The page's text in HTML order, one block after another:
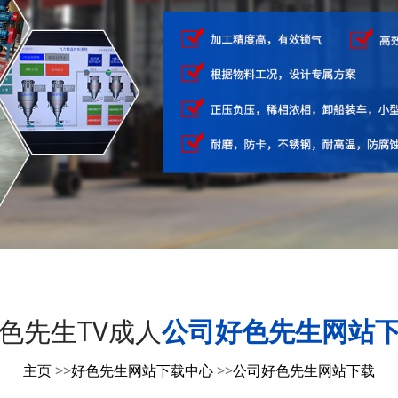
先生TV成人公司好色先生网站
主页>>好色先生网站下载中心>>公司好色先生网站下载